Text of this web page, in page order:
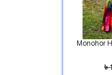
Monohor
৳